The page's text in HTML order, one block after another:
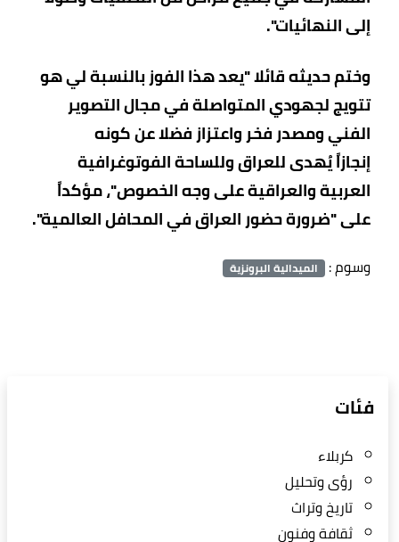
إلى النهائيات".
وختم حديثه قائلا "يعد هذا الفوز بالنسبة لي هو
تتويج لجهودي المتواصلة في مجال التصوير
الفني ومصدر فخر واعتزاز فضلا عن كونه
إنجازاً يُهدى للعراق وللساحة الفوتوغرافية
العربية والعراقية على وجه الخصوص"، مؤكداً
على "ضرورة حضور العراق في المحافل العالمية".
وسوم : الميدالية البرونزية
فئات
كربلاء
رؤى وتحليل
تاريخ وتراث
ثقافة وفنون